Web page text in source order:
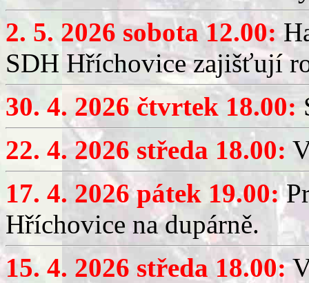
2. 5. 2026 sobota 12.00:
SDH Hříchovice zajišťují
30. 4. 2026 čtvrtek 18.00:
22. 4. 2026 středa 18.00:
17. 4. 2026 pátek 19.00:
Hříchovice na dupárně.
15. 4. 2026 středa 18.00: